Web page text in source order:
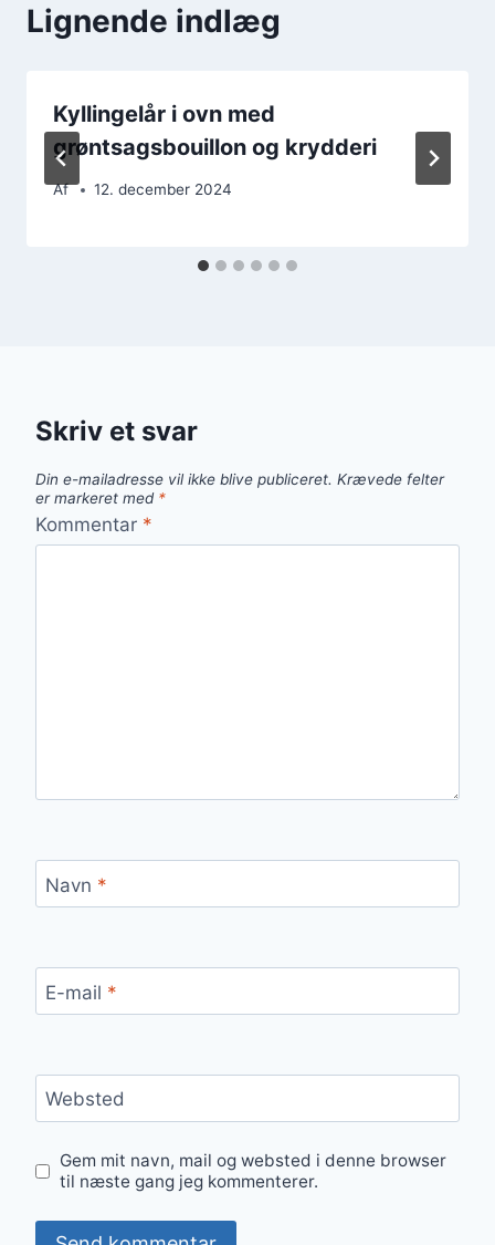
Lignende indlæg
Kyllingelår i ovn med
grøntsagsbouillon og krydderi
Af 12. december 2024
Skriv et svar
Din e-mailadresse vil ikke blive publiceret. Krævede felter
er markeret med *
Kommentar *
Navn *
E-mail *
Websted
Gem mit navn, mail og websted i denne browser
til næste gang jeg kommenterer.